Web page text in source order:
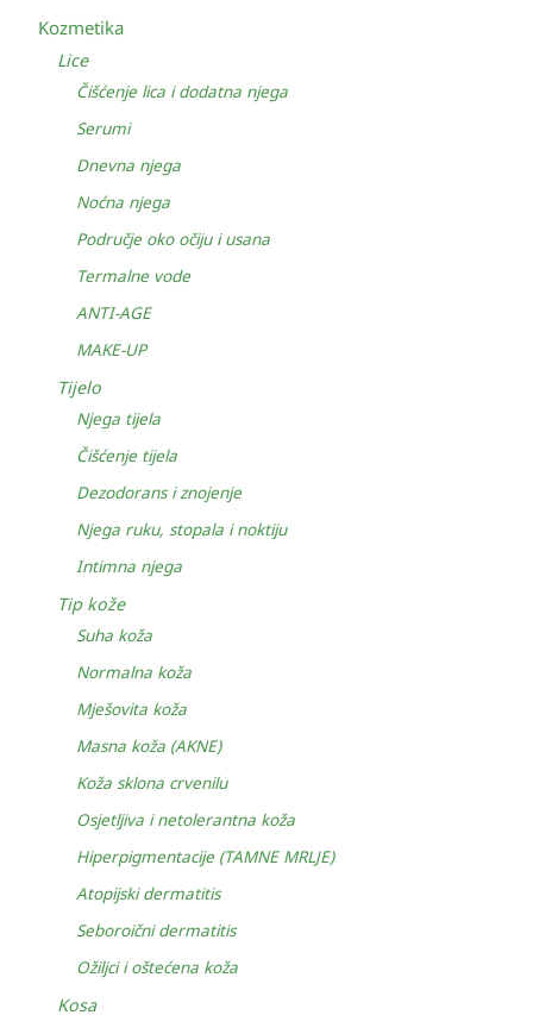
Kozmetika
Lice
Čišćenje lica i dodatna njega
Serumi
Dnevna njega
Noćna njega
Područje oko očiju i usana
Termalne vode
ANTI-AGE
MAKE-UP
Tijelo
Njega tijela
Čišćenje tijela
Dezodorans i znojenje
Njega ruku, stopala i noktiju
Intimna njega
Tip kože
Suha koža
Normalna koža
Mješovita koža
Masna koža (AKNE)
Koža sklona crvenilu
Osjetljiva i netolerantna koža
Hiperpigmentacije (TAMNE MRLJE)
Atopijski dermatitis
Seboroični dermatitis
Ožiljci i oštećena koža
Kosa